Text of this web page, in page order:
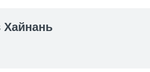
Хайнань